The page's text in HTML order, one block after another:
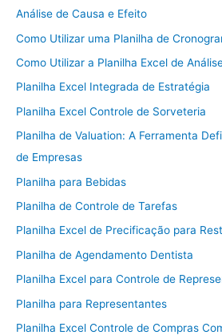
Análise de Causa e Efeito
Como Utilizar uma Planilha de
Como Utilizar a Planilha Excel de
Planilha Excel Integrada de Estratégia
Planilha Excel Controle de Sorveteria
Planilha de Valuation: A Ferramenta
de Empresas
Planilha para Bebidas
Planilha de Controle de Tarefas
Planilha Excel de Precificação para
Planilha de Agendamento Dentista
Planilha Excel para Controle de
Planilha para Representantes
Planilha Excel Controle de Compras